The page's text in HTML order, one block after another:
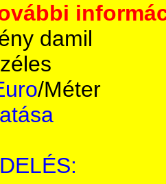
damil
/Méter